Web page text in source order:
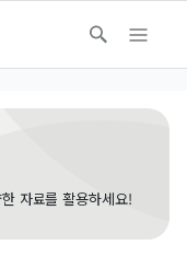
자료를 활용하세요!